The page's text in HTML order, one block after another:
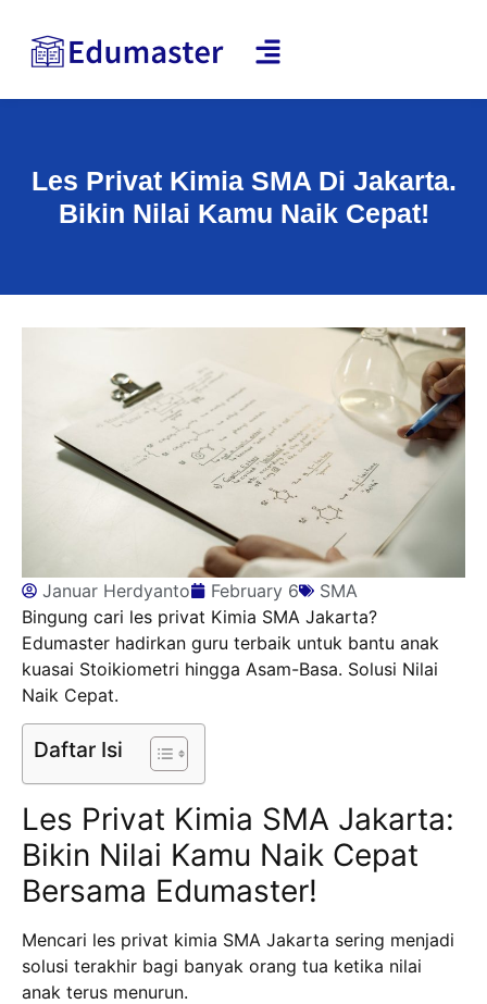
Les Privat Kimia SMA Di Jakarta.
Bikin Nilai Kamu Naik Cepat!
Januar Herdyanto February 6
SMA
Bingung cari les privat Kimia SMA Jakarta?
Edumaster hadirkan guru terbaik untuk bantu anak
kuasai Stoikiometri hingga Asam-Basa. Solusi Nilai
Naik Cepat.
Daftar Isi
Les Privat Kimia SMA Jakarta:
Bikin Nilai Kamu Naik Cepat
Bersama Edumaster!
Mencari les privat kimia SMA Jakarta sering menjadi
solusi terakhir bagi banyak orang tua ketika nilai
anak terus menurun.